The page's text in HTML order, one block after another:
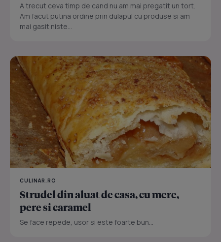
A trecut ceva timp de cand nu am mai pregatit un tort.
Am facut putina ordine prin dulapul cu produse si am
mai gasit niste...
CULINAR.RO
Strudel din aluat de casa, cu mere,
pere si caramel
Se face repede, usor si este foarte bun...